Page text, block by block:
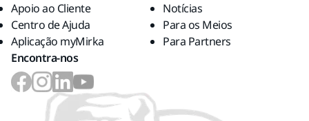
Apoio ao Cliente
Centro de Ajuda
Aplicação myMirka
Notícias
Para os Meios
Para Partners
Encontra-nos